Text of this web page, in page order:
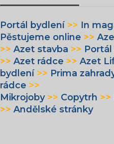
Portál bydlení >> In
Pěstujeme online >>
>> Azet stavba >>
>> Azet rádce >> Azet
bydlení >> Prima
rádce >>
Mikrojoby >> Copytrh >>
>> Andělské stránky